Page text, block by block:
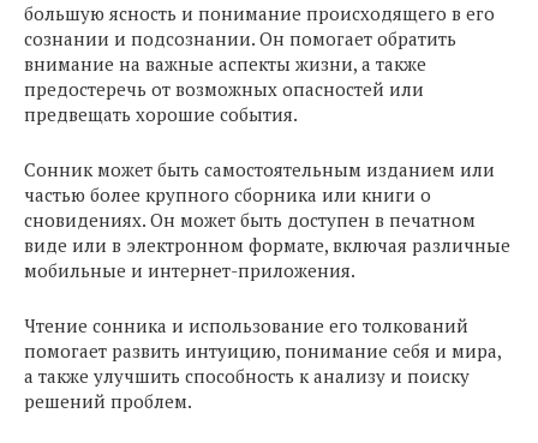
большую ясность и понимание происходящего в его
сознании и подсознании. Он помогает обратить
внимание на важные аспекты жизни, а также
предостеречь от возможных опасностей или
предвещать хорошие события.
Сонник может быть самостоятельным изданием или
частью более крупного сборника или книги о
сновидениях. Он может быть доступен в печатном
виде или в электронном формате, включая различные
мобильные и интернет-приложения.
Чтение сонника и использование его толкований
помогает развить интуицию, понимание себя и мира,
а также улучшить способность к анализу и поиску
решений проблем.